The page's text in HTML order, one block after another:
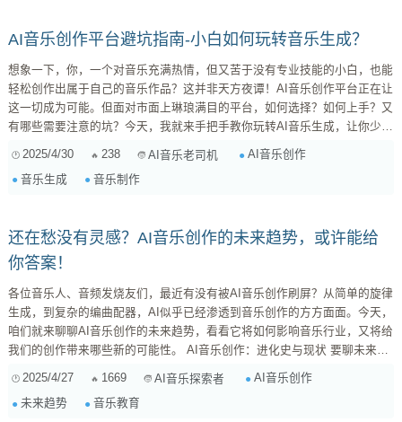
AI音乐创作平台避坑指南-小白如何玩转音乐生成？
想象一下，你，一个对音乐充满热情，但又苦于没有专业技能的小白，也能
轻松创作出属于自己的音乐作品？这并非天方夜谭！AI音乐创作平台正在让
这一切成为可能。但面对市面上琳琅满目的平台，如何选择？如何上手？又
有哪些需要注意的坑？今天，我就来手把手教你玩转AI音乐生成，让你少走
音乐创作平台？简单来说，它就是一款利用人工智能技术，帮助你生成音乐
的工具。你不需要精通乐理、不需要会演奏乐器，只需要输入一些简单的指
2025/4/30 238 AI音乐老司机
AI音乐创作
音乐生成
音乐制作
还在愁没有灵感？AI音乐创作的未来趋势，或许能给
你答案！
各位音乐人、音频发烧友们，最近有没有被AI音乐创作刷屏？从简单的旋律
生成，到复杂的编曲配器，AI似乎已经渗透到音乐创作的方方面面。今天，
咱们就来聊聊AI音乐创作的未来趋势，看看它将如何影响音乐行业，又将给
我们的创作带来哪些新的可能性。 AI音乐创作：进化史与现状 要聊未来，
先回顾一下过去。AI音乐创作并非横空出世，而是经历了一个漫长的发展过
2025/4/27 1669 AI音乐探索者
AI音乐创作
未来趋势
音乐教育